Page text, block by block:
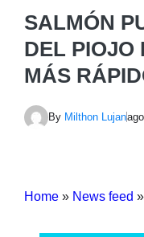
SALMÓN
DEL PIOJO
MÁS
By Milthon Lujan
Home » News feed »